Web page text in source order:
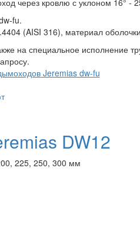
через кровлю с уклоном 16° -
fu.
(AISI 316), материал
на специальное исполнение
Jeremias dw-fu
DW12
225, 250, 300 мм